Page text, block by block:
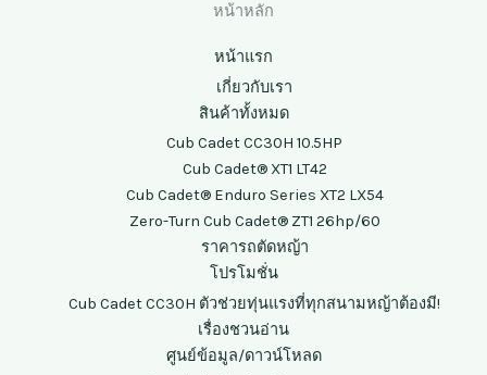
หน้าหลัก
หน้าแรก
เกี่ยวกับเรา
สินค้าทั้งหมด
Cub Cadet CC30H 10.5HP
Cub Cadet® XT1 LT42
Cub Cadet® Enduro Series XT2 LX54
Zero-Turn Cub Cadet® ZT1 26hp/60
ราคารถตัดหญ้า
โปรโมชั่น
Cub Cadet CC30H ตัวช่วยทุ่นแรงที่ทุกสนามหญ้าต้องมี!
เรื่องชวนอ่าน
ศูนย์ข้อมูล/ดาวน์โหลด